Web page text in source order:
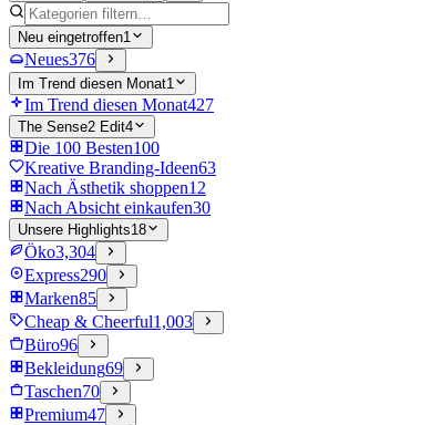
Neu eingetroffen1
Neues376
Im Trend diesen Monat1
Im Trend diesen Monat427
The Sense2 Edit4
Die 100 Besten100
Kreative Branding-Ideen63
Nach Ästhetik shoppen12
Nach Absicht einkaufen30
Unsere Highlights18
Öko3,304
Express290
Marken85
Cheap & Cheerful1,003
Büro96
Bekleidung69
Taschen70
Premium47